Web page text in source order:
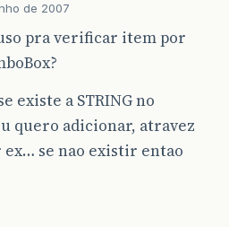
de 2007
pra verificar item por
existe a STRING no
quero adicionar, atravez
ex… se nao existir entao